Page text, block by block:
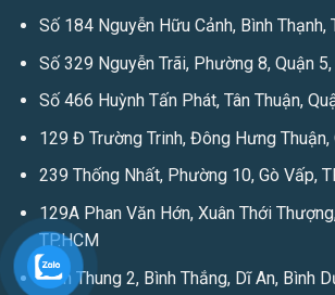
Số 184 Nguyễn Hữu Cảnh, Bình Thạnh,
Số 329 Nguyễn Trãi, Phường 8, Quận 5,
Số 466 Huỳnh Tấn Phát, Tân Thuận,
129 Đ Trường Trinh, Đông Hưng Thuận,
239 Thống Nhất, Phường 10, Gò Vấp,
129A Phan Văn Hớn, Xuân Thới
TP.HCM
Bình Thung 2, Bình Thắng, Dĩ An, Bình